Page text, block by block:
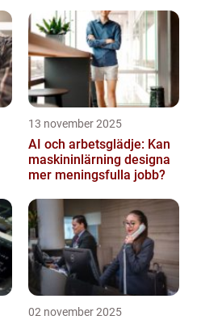
13 november 2025
AI och arbetsglädje: Kan
maskininlärning designa
mer meningsfulla jobb?
02 november 2025